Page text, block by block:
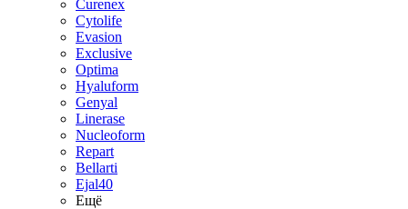
Curenex
Cytolife
Evasion
Exclusive
Optima
Hyaluform
Genyal
Linerase
Nucleoform
Repart
Bellarti
Ejal40
Ещё